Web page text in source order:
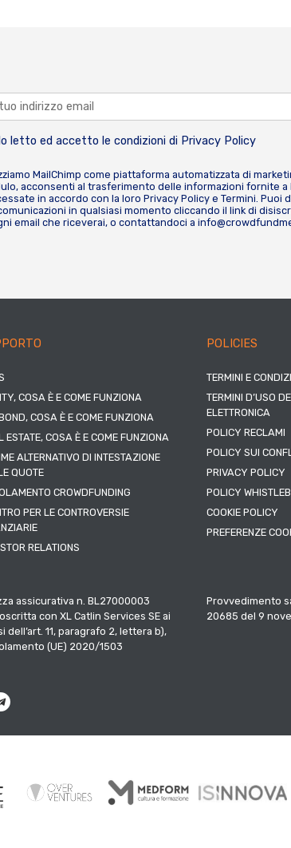
letto ed accetto le condizioni di Privacy Policy
MailChimp come piattaforma automatizzata di
acconsenti al trasferimento delle informazioni fornite a
in accordo con la loro Privacy Policy e Termini. Puoi
in qualsiasi momento cliccando il link di
email che riceverai, o contattandoci a
COSA È E COME FUNZIONA
COSA È E COME FUNZIONA
ESTATE, COSA È E COME FUNZIONA
ALTERNATIVO DI INTESTAZIONE
QUOTE
CROWDFUNDING
PER LE CONTROVERSIE
RELATIONS
POLICIES
TERMINI E
TERMINI D’USO
ELETTRONICA
POLICY RECLAMI
POLICY SUI
PRIVACY POLICY
POLICY
COOKIE POLICY
PREFERENZE
assicurativa n. BL27000003
con XL Catlin Services SE ai
dell’art. 11, paragrafo 2, lettera b),
(UE) 2020/1503
Provvedimento
20685 del 9